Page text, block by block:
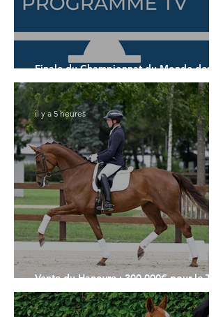
Finale du Championnat du Monde des 7
ans
Vente du Hanovre : 300.000€ pour le Top
Price
il y a 5 heures